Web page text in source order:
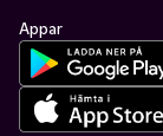
Appar